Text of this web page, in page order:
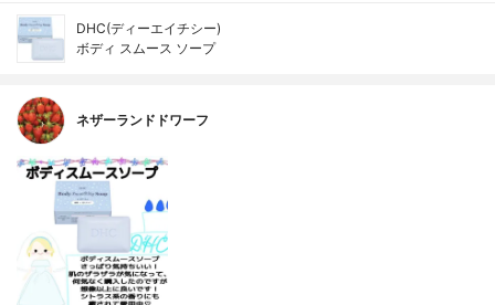
DHC(ディーエイチシー)
ボディ スムース ソープ
ネザーランドドワーフ